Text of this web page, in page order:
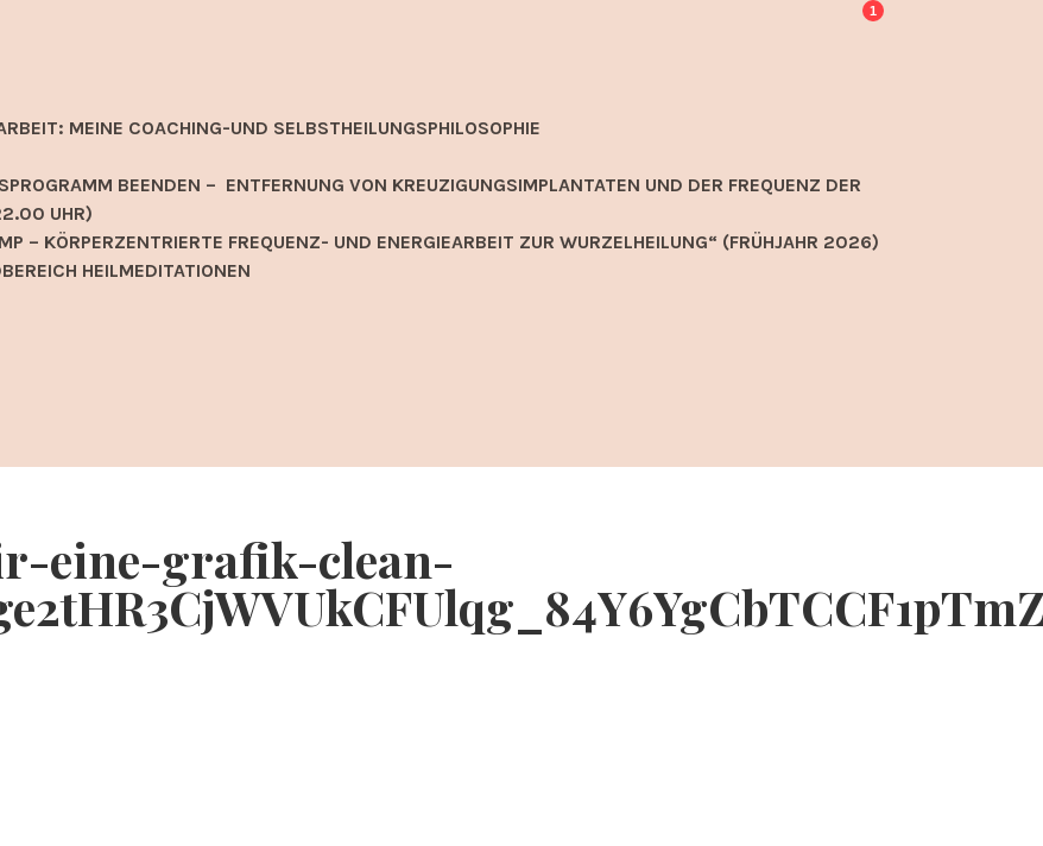
MEINE COACHING-UND SELBSTHEILUNGSPHILOSOPHIE
BEENDEN – ENTFERNUNG VON KREUZIGUNGSIMPLANTATEN UND DER FREQUENZ DER
UHR)
– KÖRPERZENTRIERTE FREQUENZ- UND ENERGIEARBEIT ZUR WURZELHEILUNG“ (FRÜHJAHR 2026)
HEILMEDITATIONEN
1
eine-grafik-clean-